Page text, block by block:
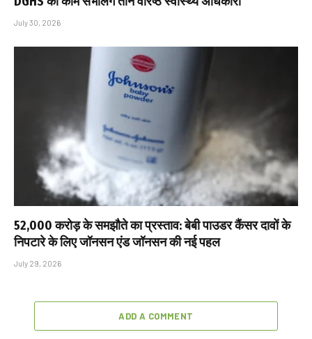
July 30, 2026
₹52,000 करोड़ के समझौते का प्रस्ताव: बेबी पाउडर कैंसर दावों के
निपटारे के लिए जॉनसन एंड जॉनसन की नई पहल
July 29, 2026
ADD A COMMENT